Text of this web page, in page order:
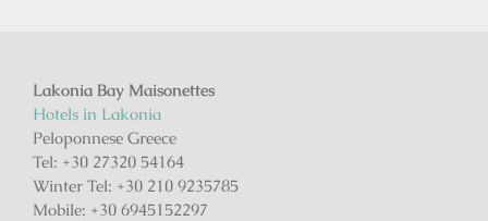
Lakonia Bay Maisonettes
Hotels in Lakonia
Peloponnese Greece
Tel: +30 27320 54164
Winter Tel: +30 210 9235785
Mobile: +30 6945152297